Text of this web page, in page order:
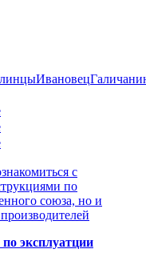
Ивановец
с
по
союза, но и
эксплуатции